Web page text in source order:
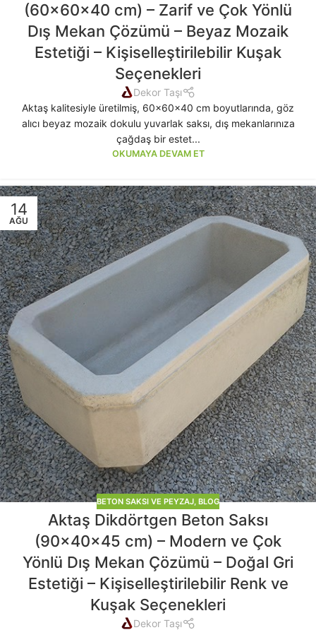
(60x60x40 cm) – Zarif ve Çok Yönlü
Dış Mekan Çözümü – Beyaz Mozaik
Estetiği – Kişiselleştirilebilir Kuşak
Seçenekleri
Dekor Taşı
Aktaş kalitesiyle üretilmiş, 60x60x40 cm boyutlarında, göz
alıcı beyaz mozaik dokulu yuvarlak saksı, dış mekanlarınıza
çağdaş bir estet...
OKUMAYA DEVAM ET
14
AĞU
BETON SAKSI VE PEYZAJ BLOG
Aktaş Dikdörtgen Beton Saksı
(90x40x45 cm) – Modern ve Çok
Yönlü Dış Mekan Çözümü – Doğal Gri
Estetiği – Kişiselleştirilebilir Renk ve
Kuşak Seçenekleri
Dekor Taşı